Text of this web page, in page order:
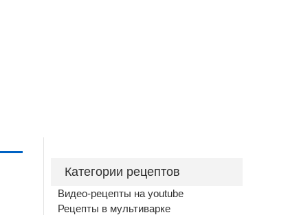
Категории рецептов
Видео-рецепты на youtube
Рецепты в мультиварке